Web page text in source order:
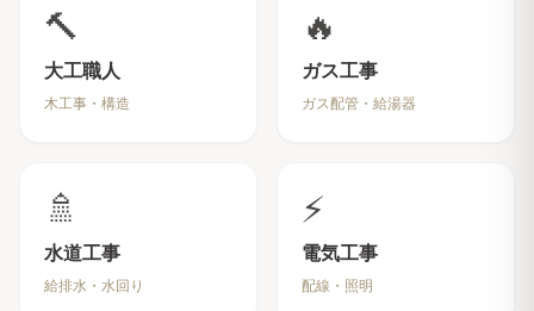
🔨
大工職人
木工事・構造
🔥
ガス工事
ガス配管・給湯器
🚿
水道工事
給排水・水回り
⚡
電気工事
配線・照明